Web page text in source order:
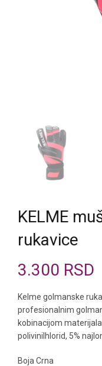
KELME
rukavice
3.300 RSD
Kelme golmanske
profesionalnim
kobinacijom
polivinilhlorid, 5%
Boja Crna